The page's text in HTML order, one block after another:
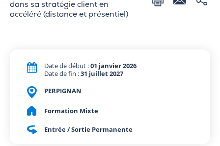
dans sa stratégie client en
accéléré (distance et présentiel)
Date de début :01 janvier 2026
Date de fin :31 juillet 2027
PERPIGNAN
Formation Mixte
Entrée / Sortie Permanente